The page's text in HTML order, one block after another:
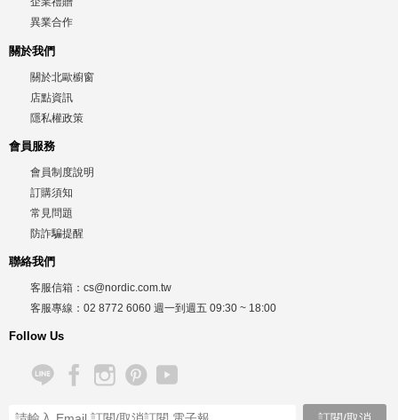
異業合作
關於我們
關於北歐櫥窗
店點資訊
隱私權政策
會員服務
會員制度說明
訂購須知
常見問題
防詐騙提醒
聯絡我們
客服信箱： cs@nordic.com.tw
客服專線： 02 8772 6060 週一到週五 09:30 ~ 18:00
Follow Us